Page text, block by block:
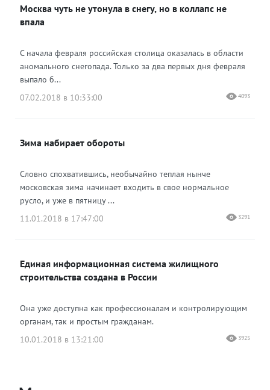
Москва чуть не утонула в снегу, но в коллапс не
впала
С начала февраля российская столица оказалась в области
аномального снегопада. Только за два первых дня февраля
выпало б...
07.02.2018 в 10:33:00
4093
Зима набирает обороты
Словно спохватившись, необычайно теплая нынче
московская зима начинает входить в свое нормальное
русло, и уже в пятницу ...
11.01.2018 в 17:47:00
3291
Единая информационная система жилищного
строительства создана в России
Она уже доступна как профессионалам и контролирующим
органам, так и простым гражданам.
10.01.2018 в 13:21:00
3925